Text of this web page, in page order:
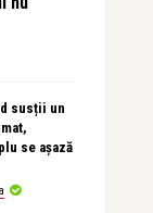
susții un
se așază